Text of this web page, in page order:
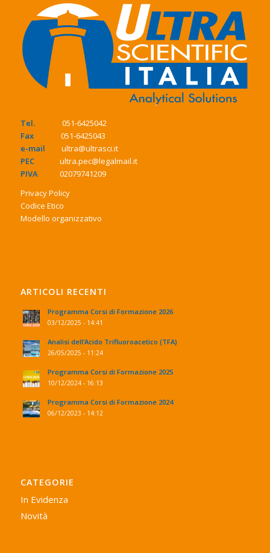
Tel. 051-6425042
Fax 051-6425043
e-mail ultra@ultrasci.it
PECultra.pec@legalmail.it
PIVA02079741209
Privacy Policy
Codice Etico
Modello organizzativo
ARTICOLI RECENTI
Programma Corsi di Formazione 2026
03/12/2025 - 14:41
Analisi dell’Acido Trifluoroacetico (TFA)
26/05/2025 - 11:24
Programma Corsi di Formazione 2025
10/12/2024 - 16:13
Programma Corsi di Formazione 2024
06/12/2023 - 14:12
CATEGORIE
In Evidenza
Novità